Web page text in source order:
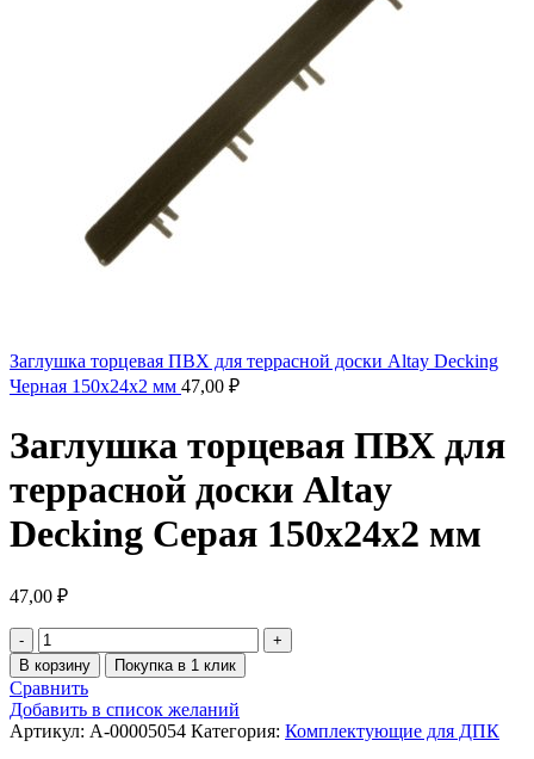
Заглушка торцевая ПВХ для террасной доски Altay Decking
Черная 150х24х2 мм 47,00 ₽
Заглушка торцевая ПВХ для
террасной доски Altay
Decking Серая 150х24х2 мм
47,00 ₽
В корзину Покупка в 1 клик
Сравнить
Добавить в список желаний
Артикул: A-00005054 Категория: Комплектующие для ДПК